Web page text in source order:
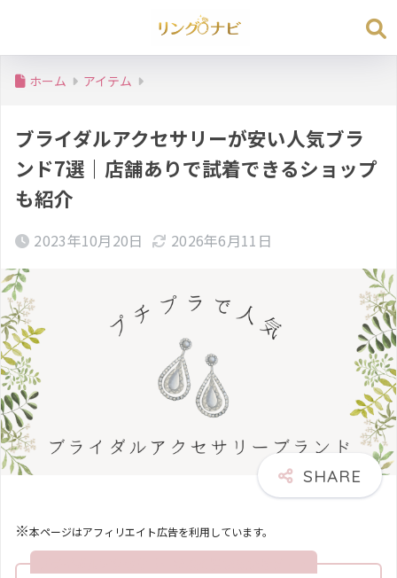
ホーム アイテム
ブライダルアクセサリーが安い人気ブラ
ンド7選｜店舗ありで試着できるショップ
も紹介
2023年10月20日 2026年6月11日
※本ページはアフィリエイト広告を利用しています。